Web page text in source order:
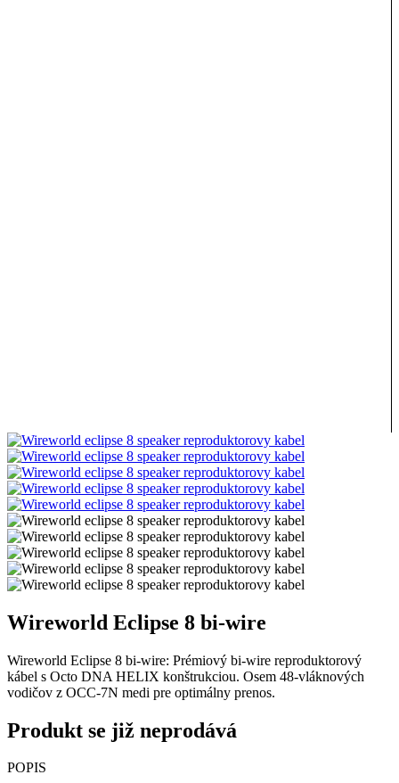
Wireworld Eclipse 8 bi-wire
Wireworld Eclipse 8 bi-wire: Prémiový bi-wire reproduktorový
kábel s Octo DNA HELIX konštrukciou. Osem 48-vláknových
vodičov z OCC-7N medi pre optimálny prenos.
Produkt se již neprodává
POPIS